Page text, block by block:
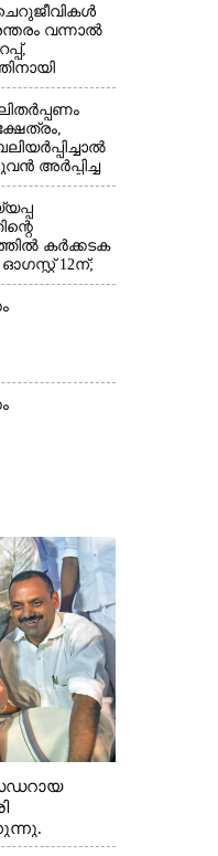
വന്നാൽ
അർപ്പിച്ച
കർക്കടക
12ന്;
പൂർത്തിയായി